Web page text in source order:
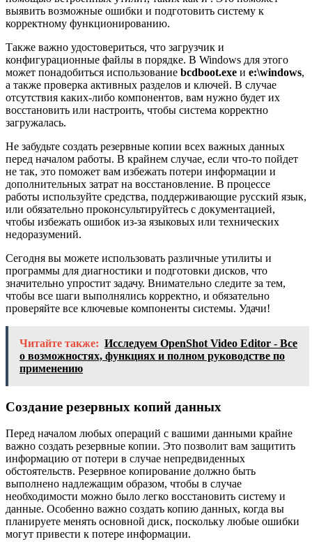
выявить возможные ошибки и подготовить систему к
корректному функционированию.
Также важно удостовериться, что загрузчик и
конфигурационные файлы в порядке. В Windows для этого
может понадобиться использование bcdboot.exe и e:\windows,
а также проверка активных разделов и ключей. В случае
отсутствия каких-либо компонентов, вам нужно будет их
восстановить или настроить, чтобы система корректно
загружалась.
Не забудьте создать резервные копии всех важных данных
перед началом работы. В крайнем случае, если что-то пойдет
не так, это поможет вам избежать потери информации и
дополнительных затрат на восстановление. В процессе
работы используйте средства, поддерживающие русский язык,
или обязательно проконсультируйтесь с документацией,
чтобы избежать ошибок из-за языковых или технических
недоразумений.
Сегодня вы можете использовать различные утилиты и
программы для диагностики и подготовки дисков, что
значительно упростит задачу. Внимательно следите за тем,
чтобы все шаги выполнялись корректно, и обязательно
проверяйте все ключевые компоненты системы. Удачи!
Читайте также: Исследуем OpenShot Video Editor - Все
о возможностях, функциях и полном руководстве по
применению
Создание резервных копий данных
Перед началом любых операций с вашими данными крайне
важно создать резервные копии. Это позволит вам защитить
информацию от потери в случае непредвиденных
обстоятельств. Резервное копирование должно быть
выполнено надлежащим образом, чтобы в случае
необходимости можно было легко восстановить систему и
данные. Особенно важно создать копию данных, когда вы
планируете менять основной диск, поскольку любые ошибки
могут привести к потере информации.